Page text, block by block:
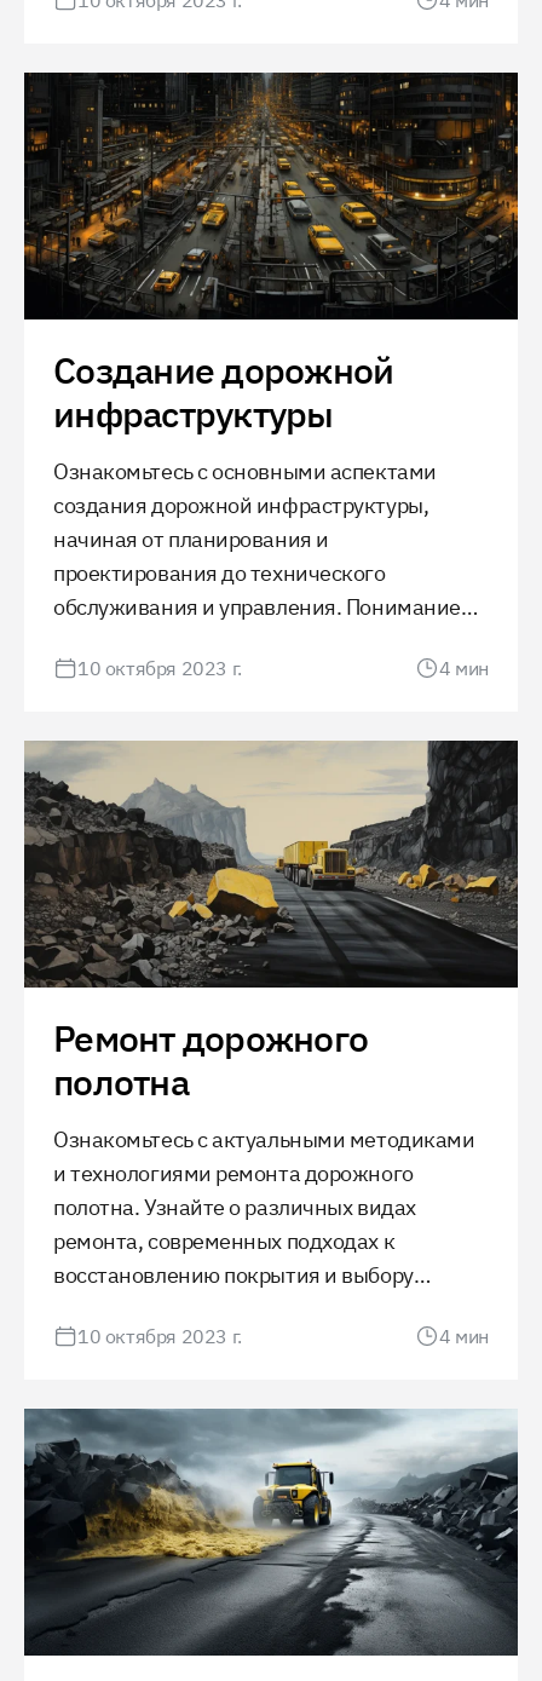
разрешений, этот процесс является
завершения любого строительного
проекта.
Создание дорожной
инфраструктуры
Ознакомьтесь с основными аспектами
создания дорожной инфраструктуры,
начиная от планирования и
проектирования до технического
обслуживания и управления. Понимание
обеспечение безопасности играют
качественного и устойчивого движения.
10 октября 2023 г. 4 мин
Ремонт дорожного
полотна
Ознакомьтесь с актуальными методиками
и технологиями ремонта дорожного
полотна. Узнайте о различных видах
ремонта, современных подходах к
восстановлению покрытия и выбору
обеспечивает безопасность и комфорт
10 октября 2023 г. 4 мин